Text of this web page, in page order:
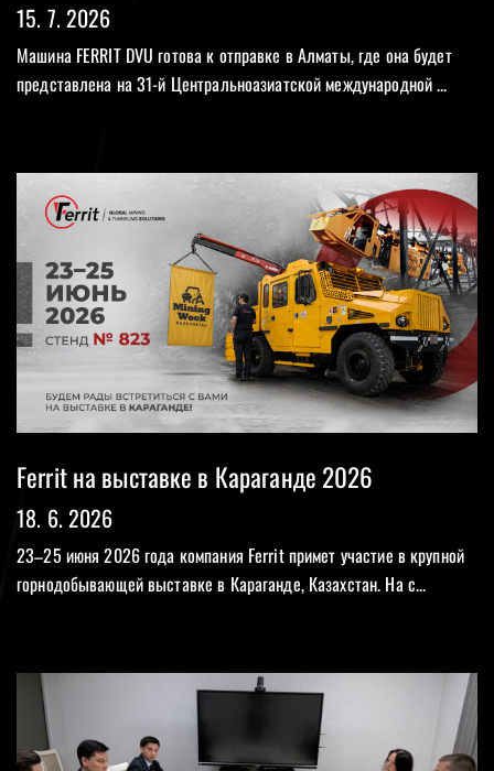
15. 7. 2026
Mашина FERRIT DVU готова к отправке в Алматы, где она будет
представлена на 31-й Центральноазиатской международной ...
Ferrit на выставке в Караганде 2026
18. 6. 2026
23–25 июня 2026 года компания Ferrit примет участие в крупной
горнодобывающей выставке в Караганде, Казахстан. На с...